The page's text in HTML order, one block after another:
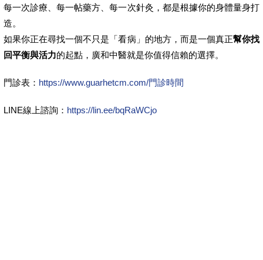
每一次診療、每一帖藥方、每一次針灸，都是根據你的身體量身打
造。
如果你正在尋找一個不只是「看病」的地方，而是一個真正幫你找
回平衡與活力的起點，廣和中醫就是你值得信賴的選擇。
門診表： https://www.guarhetcm.com/門診時間
LINE線上諮詢： https://lin.ee/bqRaWCjo